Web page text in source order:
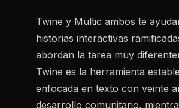
Twine y Multic ambos te
historias interactivas
abordan la tarea muy
Twine es la herramienta
enfocada en texto con veinte
desarrollo comunitario,